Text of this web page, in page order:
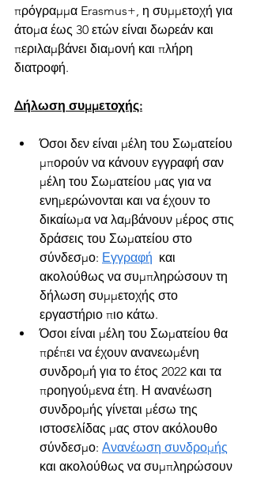
πρόγραμμα Erasmus+, η συμμετοχή για
άτομα έως 30 ετών είναι δωρεάν και
περιλαμβάνει διαμονή και πλήρη
διατροφή.
Δήλωση συμμετοχής:
Όσοι δεν είναι μέλη του Σωματείου
μπορούν να κάνουν εγγραφή σαν
μέλη του Σωματείου μας για να
ενημερώνονται και να έχουν το
δικαίωμα να λαμβάνουν μέρος στις
δράσεις του Σωματείου στο
σύνδεσμο: Εγγραφή και
ακολούθως να συμπληρώσουν τη
δήλωση συμμετοχής στο
εργαστήριο πιο κάτω.
Όσοι είναι μέλη του Σωματείου θα
πρέπει να έχουν ανανεωμένη
συνδρομή για το έτος 2022 και τα
προηγούμενα έτη. Η ανανέωση
συνδρομής γίνεται μέσω της
ιστοσελίδας μας στον ακόλουθο
σύνδεσμο: Ανανέωση συνδρομής
και ακολούθως να συμπληρώσουν